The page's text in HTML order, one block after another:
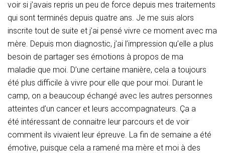
voir si j’avais repris un peu de force depuis mes traitements
qui sont terminés depuis quatre ans. Je me suis alors
inscrite tout de suite et j’ai pensé vivre ce moment avec ma
mère. Depuis mon diagnostic, j’ai l’impression qu’elle a plus
besoin de partager ses émotions à propos de ma
maladie que moi. D’une certaine manière, cela a toujours
été plus difficile à vivre pour elle que pour moi. Durant le
camp, on a beaucoup échangé avec les autres personnes
atteintes d’un cancer et leurs accompagnateurs. Ça a
été intéressant de connaitre leur parcours et de voir
comment ils vivaient leur épreuve. La fin de semaine a été
émotive, puisque cela a ramené ma mère et moi à des